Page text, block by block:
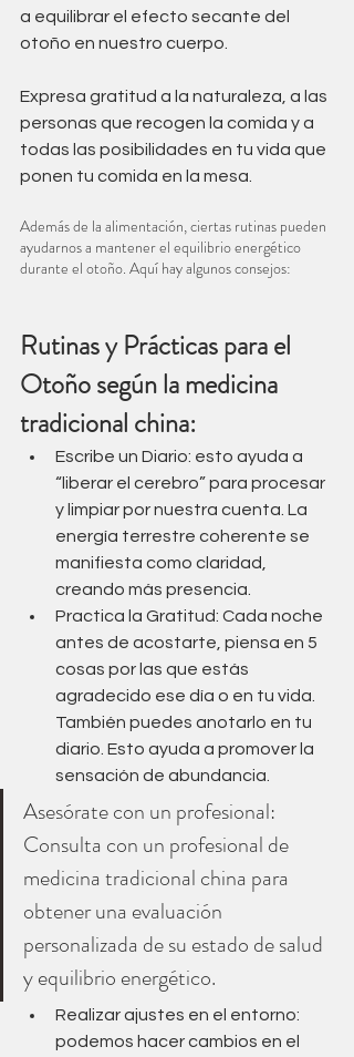
a equilibrar el efecto secante del
otoño en nuestro cuerpo.
Expresa gratitud a la naturaleza, a las
personas que recogen la comida y a
todas las posibilidades en tu vida que
ponen tu comida en la mesa.
Además de la alimentación, ciertas rutinas pueden
ayudarnos a mantener el equilibrio energético
durante el otoño. Aquí hay algunos consejos:
Rutinas y Prácticas para el
Otoño según la medicina
tradicional china:
Escribe un Diario: esto ayuda a
“liberar el cerebro” para procesar
y limpiar por nuestra cuenta. La
energía terrestre coherente se
manifiesta como claridad,
creando más presencia.
Practica la Gratitud: Cada noche
antes de acostarte, piensa en 5
cosas por las que estás
agradecido ese día o en tu vida.
También puedes anotarlo en tu
diario. Esto ayuda a promover la
sensación de abundancia.
Asesórate con un profesional:
Consulta con un profesional de
medicina tradicional china para
obtener una evaluación
personalizada de su estado de salud
y equilibrio energético.
Realizar ajustes en el entorno:
podemos hacer cambios en el